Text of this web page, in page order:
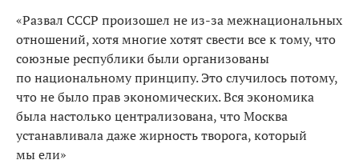
«Развал СССР произошел не из-за межнациональных
отношений, хотя многие хотят свести все к тому, что
союзные республики были организованы
по национальному принципу. Это случилось потому,
что не было прав экономических. Вся экономика
была настолько централизована, что Москва
устанавливала даже жирность творога, который
мы ели»